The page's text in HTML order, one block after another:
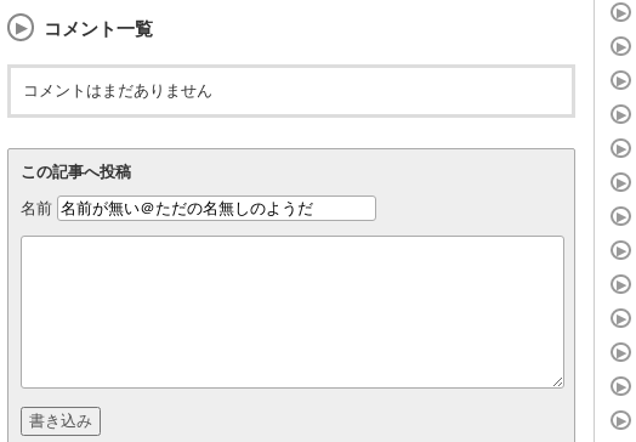
コメント一覧
コメントはまだありません
この記事へ投稿
名前